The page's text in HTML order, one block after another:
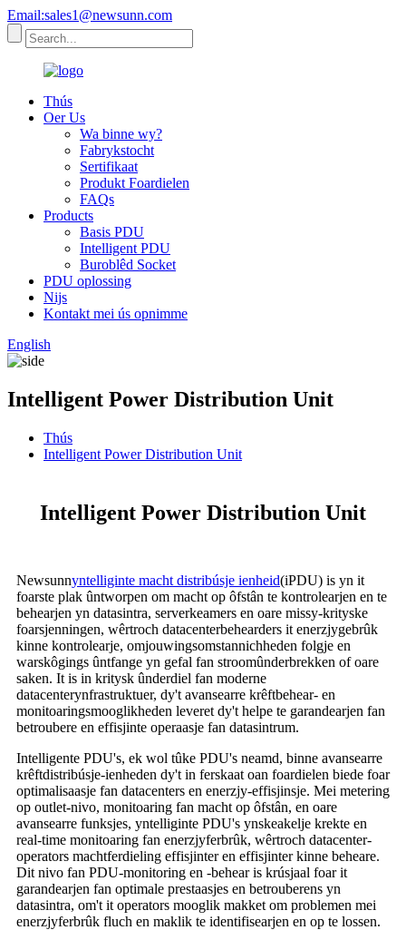
Email:sales1@newsunn.com
Thús
Oer Us
Wa binne wy?
Fabrykstocht
Sertifikaat
Produkt Foardielen
FAQs
Products
Basis PDU
Intelligent PDU
Buroblêd Socket
PDU oplossing
Nijs
Kontakt mei ús opnimme
English
Intelligent Power Distribution Unit
Thús
Intelligent Power Distribution Unit
Intelligent Power Distribution Unit
Newsunnyntelliginte macht distribúsje ienheid(iPDU) is yn it
foarste plak ûntworpen om macht op ôfstân te kontrolearjen en te
behearjen yn datasintra, serverkeamers en oare missy-krityske
foarsjenningen, wêrtroch datacenterbehearders it enerzjygebrûk
kinne kontrolearje, omjouwingsomstannichheden folgje en
warskôgings ûntfange yn gefal fan stroomûnderbrekken of oare
saken. It is in kritysk ûnderdiel fan moderne
datacenterynfrastruktuer, dy't avansearre krêftbehear- en
monitoaringsmooglikheden leveret dy't helpe te garandearjen fan
betroubere en effisjinte operaasje fan datasintrum.
Intelligente PDU's, ek wol tûke PDU's neamd, binne avansearre
krêftdistribúsje-ienheden dy't in ferskaat oan foardielen biede foar
optimalisaasje fan datacenters en enerzjy-effisjinsje. Mei metering
op outlet-nivo, monitoaring fan macht op ôfstân, en oare
avansearre funksjes, yntelliginte PDU's ynskeakelje krekte en
real-time monitoaring fan enerzjyferbrûk, wêrtroch datacenter-
operators machtferdieling effisjinter en effisjinter kinne beheare.
Dit nivo fan PDU-monitoring en -behear is krúsjaal foar it
garandearjen fan optimale prestaasjes en betrouberens yn
datasintra, om't it operators mooglik makket om problemen mei
enerzjyferbrûk fluch en maklik te identifisearjen en op te lossen.